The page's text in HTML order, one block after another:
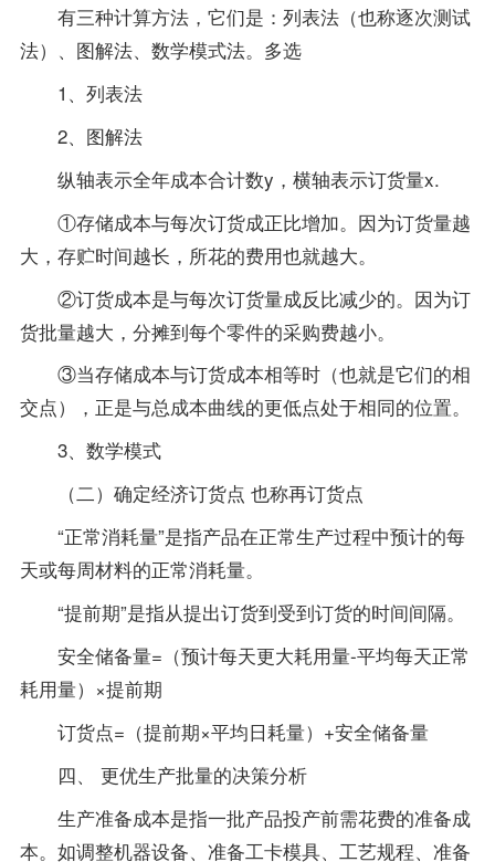
有三种计算方法，它们是：列表法（也称逐次测试
法）、图解法、数学模式法。多选
1、列表法
2、图解法
纵轴表示全年成本合计数y，横轴表示订货量x.
①存储成本与每次订货成正比增加。因为订货量越
大，存贮时间越长，所花的费用也就越大。
②订货成本是与每次订货量成反比减少的。因为订
货批量越大，分摊到每个零件的采购费越小。
③当存储成本与订货成本相等时（也就是它们的相
交点），正是与总成本曲线的更低点处于相同的位置。
3、数学模式
（二）确定经济订货点 也称再订货点
“正常消耗量”是指产品在正常生产过程中预计的每
天或每周材料的正常消耗量。
“提前期”是指从提出订货到受到订货的时间间隔。
安全储备量=（预计每天更大耗用量-平均每天正常
耗用量）×提前期
订货点=（提前期×平均日耗量）+安全储备量
四、 更优生产批量的决策分析
生产准备成本是指一批产品投产前需花费的准备成
本。如调整机器设备、准备工卡模具、工艺规程、准备